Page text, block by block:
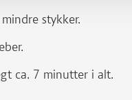
stykker.
ca. 7 minutter i alt.